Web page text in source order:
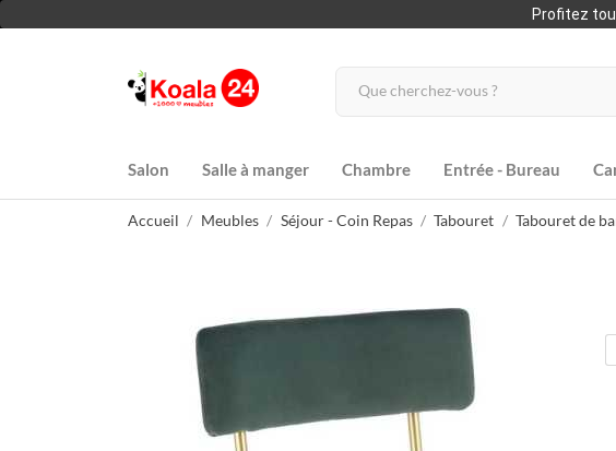
Profitez
Salon Salle à manger Chambre Entrée - Bureau
Accueil Meubles Séjour - Coin Repas Tabouret Tabouret de